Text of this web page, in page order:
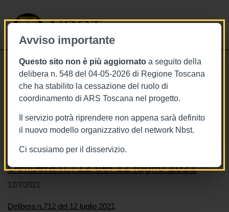
Avviso importante
Questo sito non è più aggiornato a seguito della
delibera n. 548 del 04-05-2026 di Regione Toscana
che ha stabilito la cessazione del ruolo di
coordinamento di ARS Toscana nel progetto.
Il servizio potrà riprendere non appena sarà definito
il nuovo modello organizzativo del network Nbst.
Ci scusiamo per il disservizio.
NBST
Stai visualizzando gli articoli relativi
a: Toscana
Delibera n.712 del 12 luglio 2021
12/7/2021
Delibera n.712 del 12 luglio 2021